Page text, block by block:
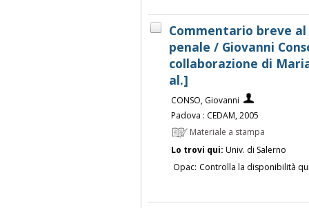
Commentario breve
penale / Giovanni
collaborazione di
al.]
CONSO, Giovanni
Padova : CEDAM, 2005
Materiale a stampa
Lo trovi qui: Univ. di Salerno
Opac: Controlla la disponibilità